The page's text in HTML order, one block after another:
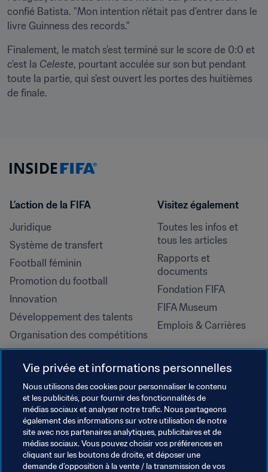
confié Batista. "Mon intention n'était pas d'entrer dans le
livre Guinness des records."
Finalement, le match s'est terminé sur le score de 0:0 et
c'est la Celeste, pourtant acculée sur son but pendant
toute la partie, qui s'est ouvert les portes des huitièmes
de finale.
L’action de la FIFA
Juridique
Système de transfert
Football féminin
Promotion du football
Innovation
Développement des talents
Organisation des compétitions
Développement durable
Droits de l'homme et lutte contre
la discrimination
Santé et médical
Initiatives en matière de
formation
Visitez également
Toutes les infos et
tous les articles
Rapports et
documents
Fondation FIFA
FIFA Museum
Emplois & Carrières
Vie privée et informations personnelles
Nous utilisons des cookies pour personnaliser le contenu
et les publicités, pour fournir des fonctionnalités de
médias sociaux et analyser notre trafic. Nous partageons
également des informations sur votre utilisation de notre
site avec nos partenaires analytiques, publicitaires et de
médias sociaux. Vous pouvez choisir vos préférences en
cliquant sur les boutons de droite, et déposer une
demande d’opposition à la vente / la transmission de vos